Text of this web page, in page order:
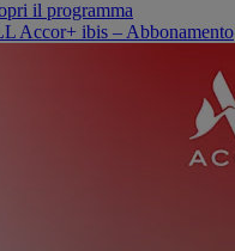
il programma
Accor+ ibis – Abbonamento